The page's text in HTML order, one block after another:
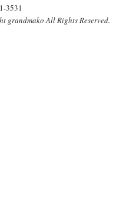
3531
grandmako All Rights Reserved.